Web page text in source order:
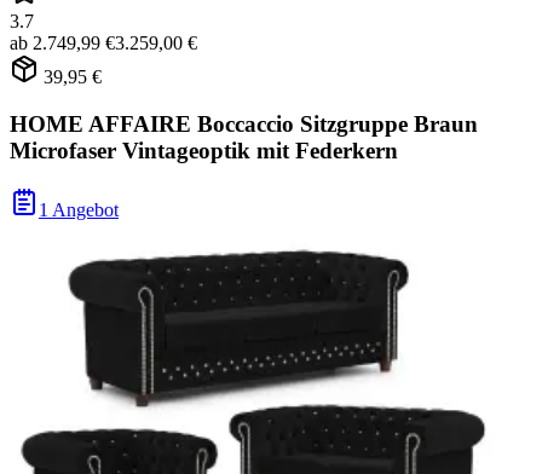
3.7
ab 2.749,99 €3.259,00 €
39,95 €
HOME AFFAIRE Boccaccio Sitzgruppe Braun
Microfaser Vintageoptik mit Federkern
1 Angebot